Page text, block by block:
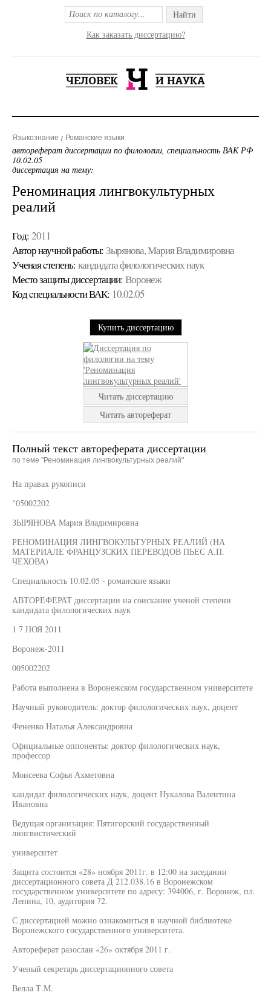
Найти
Как заказать диссертацию?
Языкознание Романские языки
автореферат диссертации по филологии, специальность ВАК РФ
10.02.05
диссертация на тему:
Реноминация лингвокультурных
реалий
Год: 2011
Автор научной работы: Зырянова, Мария Владимировна
Ученая cтепень: кандидата филологических наук
Место защиты диссертации: Воронеж
Код cпециальности ВАК: 10.02.05
Купить диссертацию
Читать диссертацию
Читать автореферат
Полный текст автореферата диссертации
по теме "Реноминация лингвокультурных реалий"
На правах рукописи
"05002202
ЗЫРЯНОВА Мария Владимировна
РЕНОМИНАЦИЯ ЛИНГВОКУЛЬТУРНЫХ РЕАЛИЙ (НА
МАТЕРИАЛЕ ФРАНЦУЗСКИХ ПЕРЕВОДОВ ПЬЕС А.П.
ЧЕХОВА)
Специальность 10.02.05 - романские языки
АВТОРЕФЕРАТ диссертации на соискание ученой степени
кандидата филологических наук
1 7 НОЯ 2011
Воронеж-2011
005002202
Работа выполнена в Воронежском государственном университете
Научный руководитель: доктор филологических наук, доцент
Фененко Наталья Александровна
Официальные оппоненты: доктор филологических наук,
профессор
Моисеева Софья Ахметовна
кандидат филологических наук, доцент Нукалова Валентина
Ивановна
Ведущая организация: Пятигорский государственный
лингвистический
университет
Защита состоится «28» ноября 2011г. в 12:00 на заседании
диссертационного совета Д 212.038.16 в Воронежском
государственном университете по адресу: 394006, г. Воронеж, пл.
Ленина, 10, аудитория 72.
С диссертацией можно ознакомиться в научной библиотеке
Воронежского государственного университета.
Автореферат разослан «26» октября 2011 г.
Ученый секретарь диссертационного совета
Велла Т.М.